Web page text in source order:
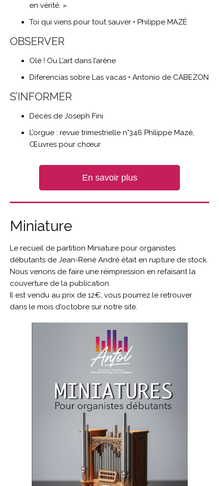
en vérité. »
Toi qui viens pour tout sauver • Philippe MAZÉ
OBSERVER
Olé ! Ou L’art dans l’arène
Diferencias sobre Las vacas • Antonio de CABEZON
S’INFORMER
Décès de Joseph Fini
L’orgue : revue trimestrielle n°346 Philippe Mazé,
Œuvres pour chœur
En savoir plus
Miniature
Le recueil de partition Miniature pour organistes
débutants de Jean-René André était en rupture de stock.
Nous venons de faire une réimpression en refaisant la
couverture de la publication.
Il est vendu au prix de 12€, vous pourrez le retrouver
dans le mois d'octobre sur notre site.